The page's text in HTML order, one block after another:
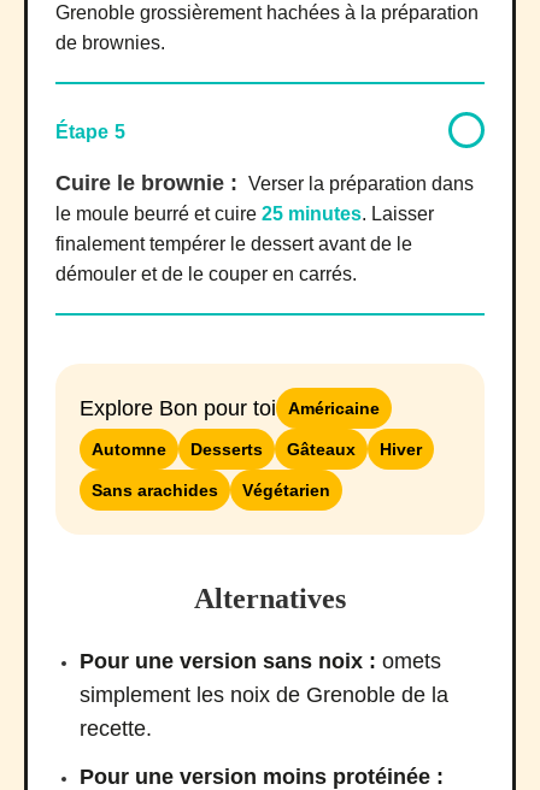
Grenoble grossièrement hachées à la préparation
de brownies.
Étape 5
Cuire le brownie : Verser la préparation dans
le moule beurré et cuire 25 minutes. Laisser
finalement tempérer le dessert avant de le
démouler et de le couper en carrés.
Explore Bon pour toi Américaine
Automne Desserts Gâteaux Hiver
Sans arachides Végétarien
Alternatives
Pour une version sans noix : omets
simplement les noix de Grenoble de la
recette.
Pour une version moins protéinée :